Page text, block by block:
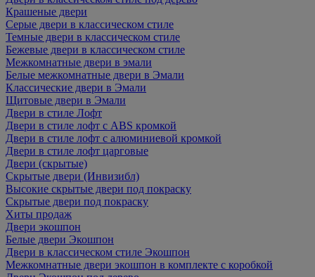
Крашеные двери
Серые двери в классическом стиле
Темные двери в классическом стиле
Бежевые двери в классическом стиле
Межкомнатные двери в эмали
Белые межкомнатные двери в Эмали
Классические двери в Эмали
Щитовые двери в Эмали
Двери в стиле Лофт
Двери в стиле лофт с ABS кромкой
Двери в стиле лофт с алюминиевой кромкой
Двери в стиле лофт царговые
Двери (скрытые)
Скрытые двери (Инвизибл)
Высокие скрытые двери под покраску
Скрытые двери под покраску
Хиты продаж
Двери экошпон
Белые двери Экошпон
Двери в классическом стиле Экошпон
Межкомнатные двери экошпон в комплекте с коробкой